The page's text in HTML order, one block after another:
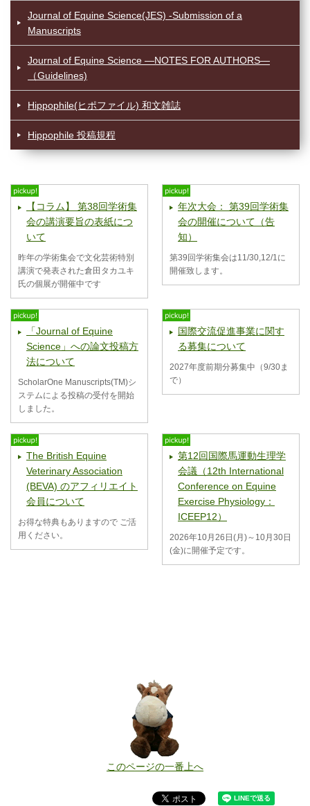
Journal of Equine Science(JES) -Submission of a
Manuscripts
Journal of Equine Science —NOTES FOR AUTHORS—
（Guidelines)
Hippophile(ヒポファイル) 和文雑誌
Hippophile 投稿規程
【コラム】 第38回学術集
会の講演要旨の表紙につ
いて
昨年の学術集会で文化芸術特別
講演で発表された倉田タカユキ
氏の個展が開催中です
年次大会： 第39回学術集
会の開催について（告
知）
第39回学術集会は11/30,12/1に
開催致します。
「Journal of Equine
Science」への論文投稿方
法について
ScholarOne Manuscripts(TM)シ
ステムによる投稿の受付を開始
しました。
国際交流促進事業に関す
る募集について
2027年度前期分募集中（9/30ま
で）
The British Equine
Veterinary Association
(BEVA) のアフィリエイト
会員について
お得な特典もありますので ご活
用ください。
第12回国際馬運動生理学
会議（12th International
Conference on Equine
Exercise Physiology：
ICEEP12）
2026年10月26日(月)～10月30日
(金)に開催予定です。
このページの一番上へ